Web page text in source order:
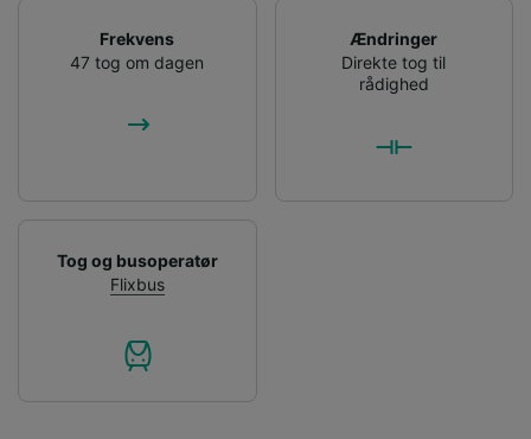
Frekvens
47 tog om dagen
Ændringer
Direkte tog til
rådighed
Tog og busoperatør
Flixbus